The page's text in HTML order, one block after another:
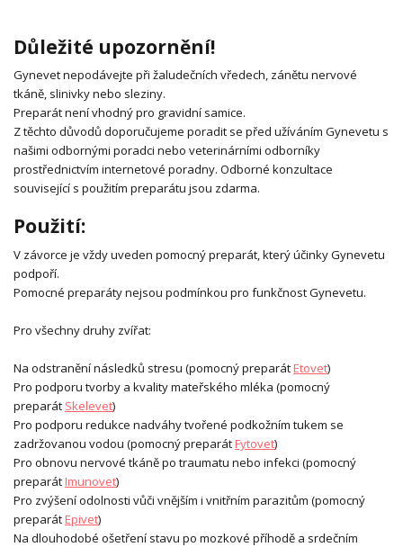
Důležité upozornění!
Gynevet nepodávejte při žaludečních vředech, zánětu nervové
tkáně, slinivky nebo sleziny.
Preparát není vhodný pro gravidní samice.
Z těchto důvodů doporučujeme poradit se před užíváním Gynevetu s
našimi odbornými poradci nebo veterinárními odborníky
prostřednictvím internetové poradny. Odborné konzultace
související s použitím preparátu jsou zdarma.
Použití:
V závorce je vždy uveden pomocný preparát, který účinky Gynevetu
podpoří.
Pomocné preparáty nejsou podmínkou pro funkčnost Gynevetu.
Pro všechny druhy zvířat:
Na odstranění následků stresu (pomocný preparát Etovet)
Pro podporu tvorby a kvality mateřského mléka (pomocný
preparát Skelevet)
Pro podporu redukce nadváhy tvořené podkožním tukem se
zadržovanou vodou (pomocný preparát Fytovet)
Pro obnovu nervové tkáně po traumatu nebo infekci (pomocný
preparát Imunovet)
Pro zvýšení odolnosti vůči vnějším i vnitřním parazitům (pomocný
preparát Epivet)
Na dlouhodobé ošetření stavu po mozkové příhodě a srdečním